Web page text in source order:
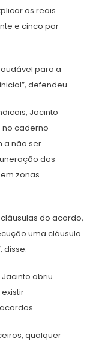
os reais
e cinco por
para a
defendeu.
Jacinto
no caderno
a não ser
dos
zonas
do acordo,
uma cláusula
disse.
abriu
qualquer